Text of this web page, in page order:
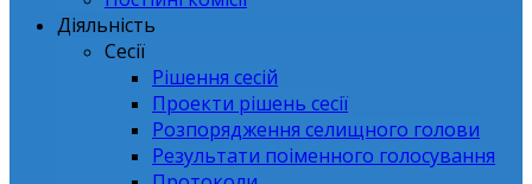
Діяльність
Сесії
Рішення сесій
Проекти рішень сесії
Розпорядження селищного голови
Результати поіменного голосування